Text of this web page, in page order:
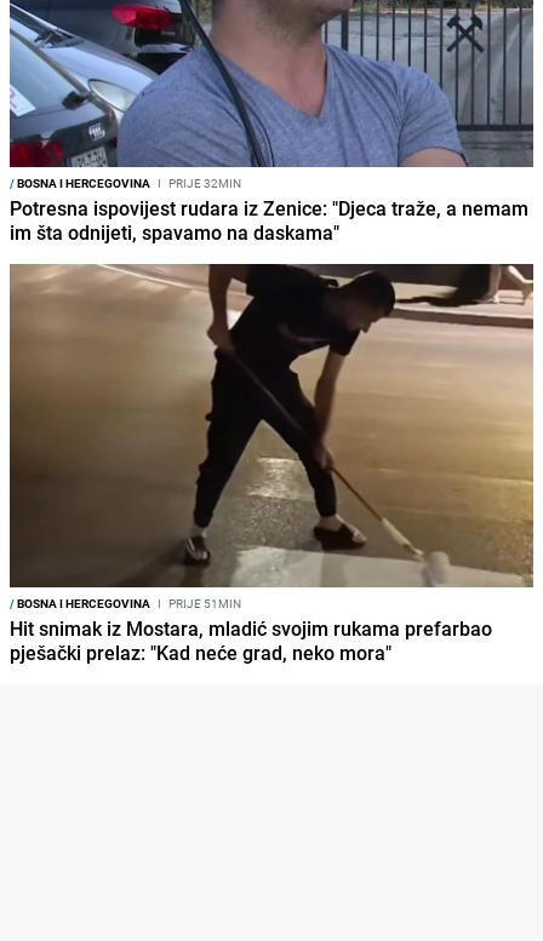
/BOSNA I HERCEGOVINA I PRIJE 32MIN
Potresna ispovijest rudara iz Zenice: "Djeca traže, a nemam
im šta odnijeti, spavamo na daskama"
/BOSNA I HERCEGOVINA I PRIJE 51MIN
Hit snimak iz Mostara, mladić svojim rukama prefarbao
pješački prelaz: "Kad neće grad, neko mora"